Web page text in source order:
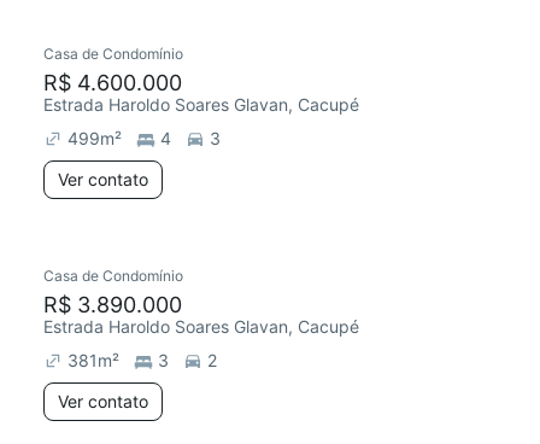
Casa de Condomínio
R$ 4.600.000
Estrada Haroldo Soares Glavan, Cacupé
499m² 4
3
Ver contato
Casa de Condomínio
R$ 3.890.000
Estrada Haroldo Soares Glavan, Cacupé
381m² 3
2
Ver contato